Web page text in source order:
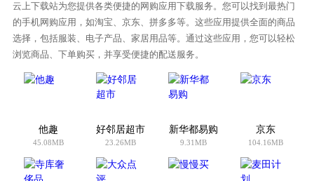
万能文件扫描宝兼容Android和iOS
1。万能文件扫描宝兼容Android和iOS平台，适用于大部分智能
设备。用户可以随时随地扫描文件，非常方便。
2。支持文本提取功能，可以自动识别扫描文本，方便用户编
可以自动将多张图片合并为一张文件，节省时间。
更灵活地处理多个页面文件。
云上下载站为您提供各类便捷的网购应用下载服务。您可以找到最热门
的手机网购应用，如淘宝、京东、拼多多等。这些应用提供全面的商品
选择，包括服装、电子产品、家居用品等。通过这些应用，您可以轻松
浏览商品、下单购买，并享受便捷的配送服务。
他趣
45.08MB
好邻居超市
23.26MB
新华都易购
9.31MB
京东
104.16MB